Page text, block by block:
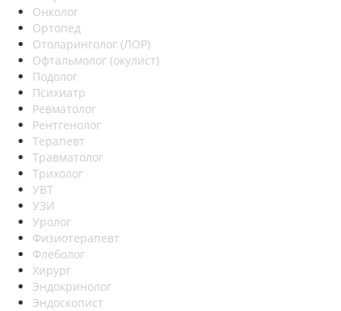
Онколог
Ортопед
Отоларинголог (ЛОР)
Офтальмолог (окулист)
Подолог
Психиатр
Ревматолог
Рентгенолог
Терапевт
Травматолог
Трихолог
УВТ
УЗИ
Уролог
Физиотерапевт
Флеболог
Хирург
Эндокринолог
Эндоскопист